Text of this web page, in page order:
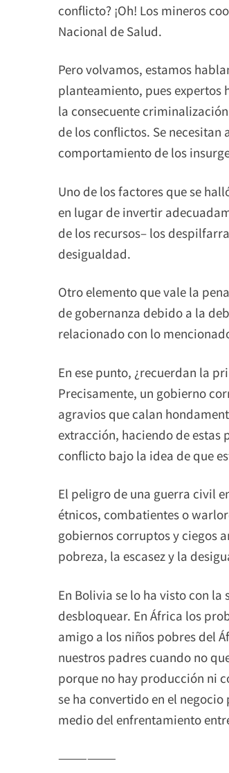
conflicto? ¡Oh! Los mineros
Nacional de Salud.
Pero volvamos, estamos
planteamiento, pues expertos
la consecuente
de los conflictos. Se
comportamiento de los
Uno de los factores que se
en lugar de invertir
de los recursos– los
desigualdad.
​Otro elemento que vale la
de gobernanza debido a la
relacionado con lo
En ese punto, ¿recuerdan la
Precisamente, un gobierno
agravios que calan
extracción, haciendo de estas
conflicto bajo la idea de que
​El peligro de una guerra civil
étnicos, combatientes o
gobiernos corruptos y ciegos
pobreza, la escasez y la
En Bolivia se lo ha visto con
desbloquear. En África los
amigo a los niños pobres del
nuestros padres cuando no
porque no hay producción ni
se ha convertido en el
medio del enfrentamiento
——————